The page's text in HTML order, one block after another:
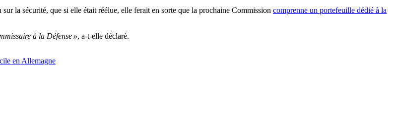
la sécurité, que si elle était réélue, elle ferait en sorte que la prochaine Commission comprenne un portefeuille dédié à la
à la Défense », a-t-elle déclaré.
en Allemagne